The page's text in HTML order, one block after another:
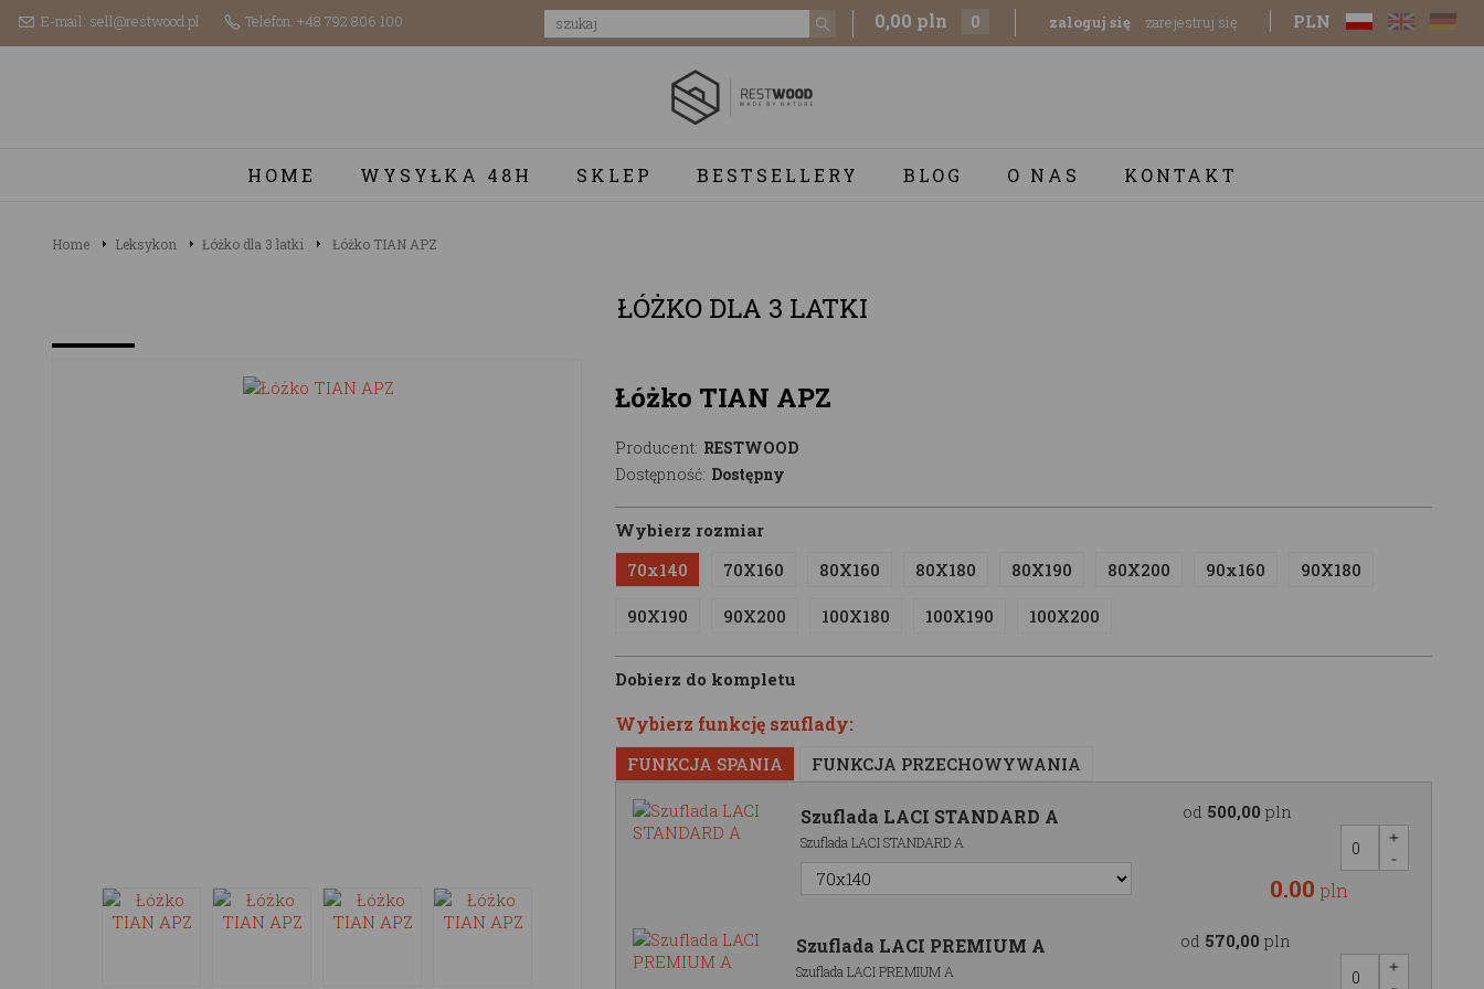
E-mail: sell@restwood.pl Telefon: +48 792 806 100 0,00 pln 0 zaloguj się zarejestruj się PLN
HOME WYSYŁKA 48H SKLEP BESTSELLERY BLOG O NAS KONTAKT
Home Leksykon Łóżko dla 3 latki Łóżko TIAN APZ
ŁÓŻKO DLA 3 LATKI
Łóżko TIAN APZ
Producent: RESTWOOD
Dostępność: Dostępny
Wybierz rozmiar
70x140
70X160 80X160 80X180 80X190 80X200 90x160 90X180
90X190 90X200 100X180 100X190 100X200
Dobierz do kompletu
Wybierz funkcję szuflady:
FUNKCJA SPANIA FUNKCJA PRZECHOWYWANIA
Szuflada LACI STANDARD A
Szuflada LACI STANDARD A
od 500,00 pln
0.00 pln
Szuflada LACI PREMIUM A
Szuflada LACI PREMIUM A
od 570,00 pln